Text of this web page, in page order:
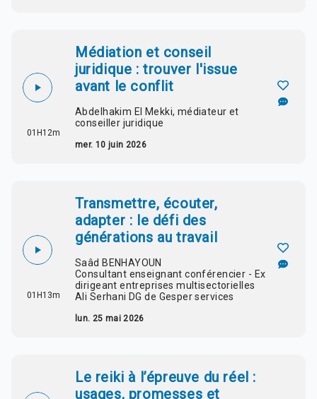
01H12m
Médiation et conseil
juridique : trouver l'issue
avant le conflit
Abdelhakim El Mekki, médiateur et
conseiller juridique
mer. 10 juin 2026
01H13m
Transmettre, écouter,
adapter : le défi des
générations au travail
Saâd BENHAYOUN
Consultant enseignant conférencier - Ex
dirigeant entreprises multisectorielles
Ali Serhani DG de Gesper services
lun. 25 mai 2026
Le reiki à l’épreuve du réel :
usages, promesses et